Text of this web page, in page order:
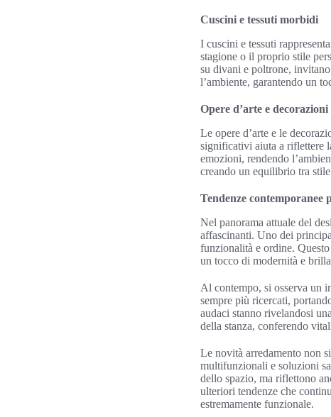
Cuscini e tessuti morbidi
I cuscini e tessuti
stagione o il proprio stile
su divani e poltrone,
l’ambiente, garantendo un
Opere d’arte e decorazioni
Le opere d’arte e le
significativi aiuta a riflettere
emozioni, rendendo
creando un equilibrio tra
Tendenze contemporanee
Nel panorama attuale del
affascinanti. Uno dei
funzionalità e ordine.
un tocco di modernità e
Al contempo, si osserva un
sempre più ricercati,
audaci stanno rivelandosi
della stanza, conferendo
Le novità arredamento non
multifunzionali e soluzioni
dello spazio, ma riflettono
ulteriori tendenze che
estremamente funzionale.